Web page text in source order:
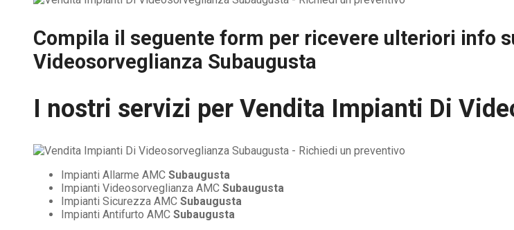
Compila il seguente form per ricevere ulteriori info
Videosorveglianza Subaugusta
I nostri servizi per Vendita Impianti Di
Impianti Allarme AMC Subaugusta
Impianti Videosorveglianza AMC Subaugusta
Impianti Sicurezza AMC Subaugusta
Impianti Antifurto AMC Subaugusta